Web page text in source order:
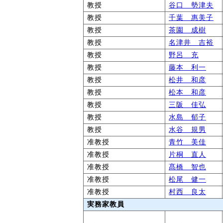
教授
谷口 勢津夫
教授
千葉 惠美子
教授
茶園 成樹
教授
名津井 吉裕
教授
野呂 充
教授
藤本 利一
教授
松井 和彦
教授
松本 和彦
教授
三阪 佳弘
教授
水島 郁子
教授
水谷 規男
准教授
青竹 美佳
准教授
片桐 直人
准教授
髙橋 智也
准教授
松尾 健一
准教授
村西 良太
実務家教員